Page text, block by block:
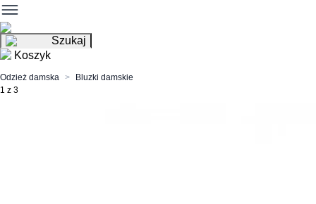
Szukaj
Koszyk
Odzież damska
Bluzki damskie
1 z 3